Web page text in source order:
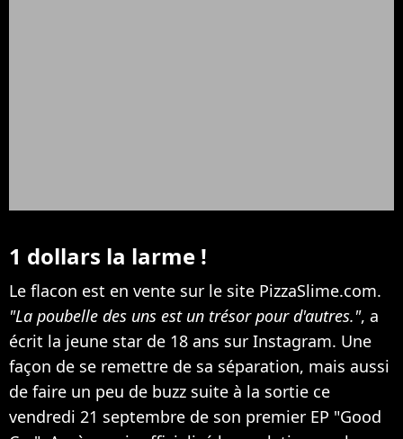
1 dollars la larme !
Le flacon est en vente sur le site PizzaSlime.com.
"La poubelle des uns est un trésor pour d'autres.", a
écrit la jeune star de 18 ans sur Instagram. Une
façon de se remettre de sa séparation, mais aussi
de faire un peu de buzz suite à la sortie ce
vendredi 21 septembre de son premier EP "Good